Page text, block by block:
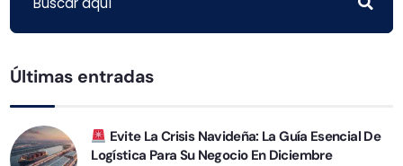
Últimas entradas
Evite La Crisis Navideña: La Guía Esencial De
Logística Para Su Negocio En Diciembre